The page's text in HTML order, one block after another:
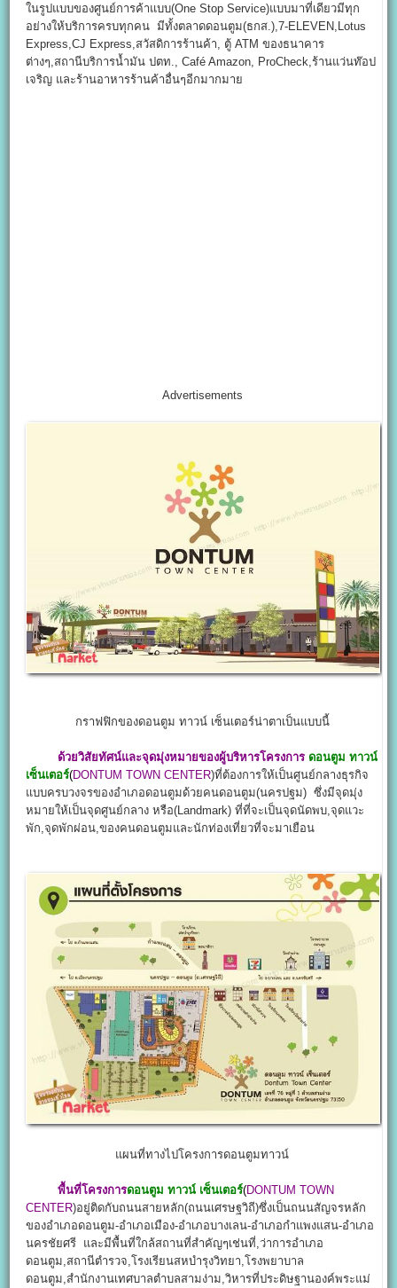
ในรูปแบบของศูนย์การค้าแบบ(One Stop Service)แบบมาที่เดียวมีทุก
อย่างให้บริการครบทุกคน มีทั้งตลาดดอนตูม(ธกส.),7-ELEVEN,Lotus
Express,CJ Express,สวัสดิการร้านค้า, ตู้ ATM ของธนาคาร
ต่างๆ,สถานีบริการน้ำมัน ปตท., Café Amazon, ProCheck,ร้านแว่นท๊อป
เจริญ และร้านอาหารร้านค้าอื่นๆอีกมากมาย
Advertisements
กราฟฟิกของดอนตูม ทาวน์ เซ็นเตอร์น่าตาเป็นแบบนี้
ด้วยวิสัยทัศน์และจุดมุ่งหมายของผู้บริหารโครงการ ดอนตูม ทาวน์
เซ็นเตอร์(DONTUM TOWN CENTER)ที่ต้องการให้เป็นศูนย์กลางธุรกิจ
แบบครบวงจรของอำเภอดอนตูมด้วยคนดอนตูม(นครปฐม) ซึ่งมีจุดมุ่ง
หมายให้เป็นจุดศูนย์กลาง หรือ(Landmark) ที่ที่จะเป็นจุดนัดพบ,จุดแวะ
พัก,จุดพักผ่อน,ของคนดอนตูมและนักท่องเที่ยวที่จะมาเยือน
แผนที่ทางไปโครงการดอนตูมทาวน์
พื้นที่โครงการดอนตูม ทาวน์ เซ็นเตอร์(DONTUM TOWN
CENTER)อยู่ติดกับถนนสายหลัก(ถนนเศรษฐวิถี)ซึ่งเป็นถนนสัญจรหลัก
ของอำเภอดอนตูม-อำเภอเมือง-อำเภอบางเลน-อำเภอกำแพงแสน-อำเภอ
นครชัยศรี และมีพื้นที่ใกล้สถานที่สำคัญๆเช่นที่,ว่าการอำเภอ
ดอนตูม,สถานีตำรวจ,โรงเรียนสหบำรุงวิทยา,โรงพยาบาล
ดอนตูม,สำนักงานเทศบาลตำบลสามง่าม,วิหารที่ประดิษฐานองค์พระแม่